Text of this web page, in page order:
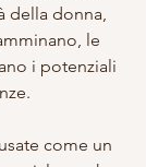
della donna,
le
i potenziali
come un